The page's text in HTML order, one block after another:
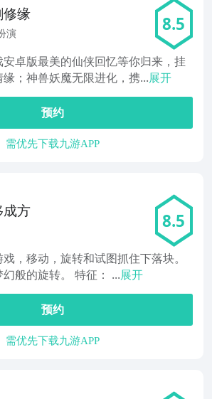
修缘
演 8.5
卓版最美的仙侠回忆等你归来，挂
；神兽妖魔无限进化，携...展开
预约
需优先下载九游APP
成方 8.5
，移动，旋转和试图抓住下落块。
般的旋转。 特征： ...展开
预约
需优先下载九游APP